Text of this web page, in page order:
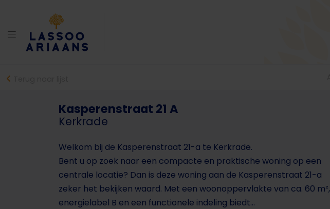
Kasperenstraat 21 A
Kerkrade
Welkom bij de Kasperenstraat 21-a te Kerkrade.
Bent u op zoek naar een compacte en praktische woning op een
centrale locatie? Dan is deze woning aan de Kasperenstraat 21-a
zeker het bekijken waard. Met een woonoppervlakte van ca. 60 m²,
energielabel B en een functionele indeling biedt...